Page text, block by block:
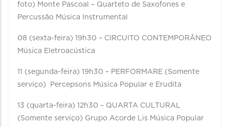
foto) Monte Pascoal – Quarteto de Saxofones e
Percussão Música Instrumental
08 (sexta-feira) 19h30 – CIRCUITO CONTEMPORÂNEO
Música Eletroacústica
11 (segunda-feira) 19h30 – PERFORMARE (Somente
serviço) Percepsons Música Popular e Erudita
13 (quarta-feira) 12h30 – QUARTA CULTURAL
(Somente serviço) Grupo Acorde Lis Música Popular